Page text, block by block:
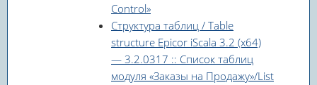
Control»
Структура таблиц / Table
structure Epicor iScala 3.2 (x64)
— 3.2.0317 :: Список таблиц
модуля «Заказы на Продажу»/List